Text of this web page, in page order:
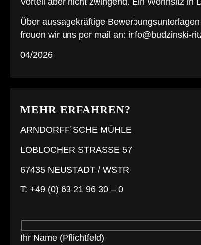
Vorteil aber nicht zwingend. Ein Wohnsitz in
Über aussagekräftige
freuen wir uns per mail an: info@budzinski-
04/2026
MEHR ERFAHREN?
ARNDORFF´SCHE MÜHLE
LOBLOCHER STRASSE 57
67435 NEUSTADT / WSTR
T: +49 (0) 63 21 96 30 – 0
Ihr Name (Pflichtfeld)